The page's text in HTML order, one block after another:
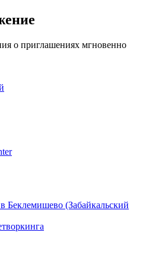
о приглашениях мгновенно
Беклемишево (Забайкальский